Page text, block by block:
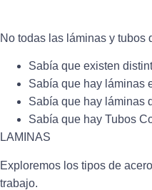
No todas las láminas y tubos
Sabía que existen
Sabía que hay láminas
Sabía que hay láminas
Sabía que hay Tubos
LAMINAS
Exploremos los tipos de
trabajo.